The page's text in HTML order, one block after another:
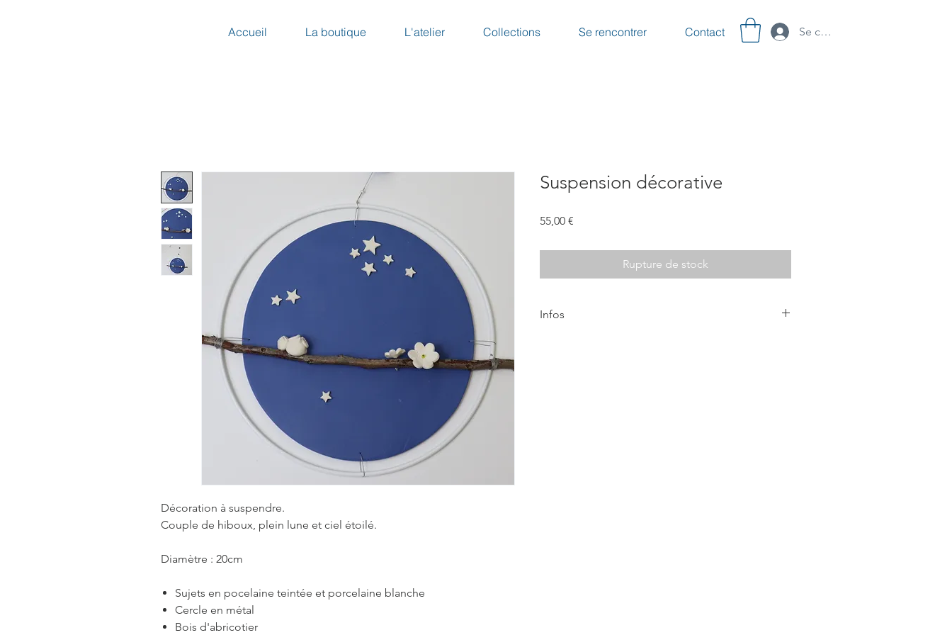
Accueil La boutique L'atelier Collections Se rencontrer Contact Se connecter
Décoration à suspendre.
Couple de hiboux, plein lune et ciel étoilé.
Diamètre : 20cm
Sujets en pocelaine teintée et porcelaine blanche
Cercle en métal
Bois d'abricotier
Suspension décorative
55,00 €
Rupture de stock
Infos